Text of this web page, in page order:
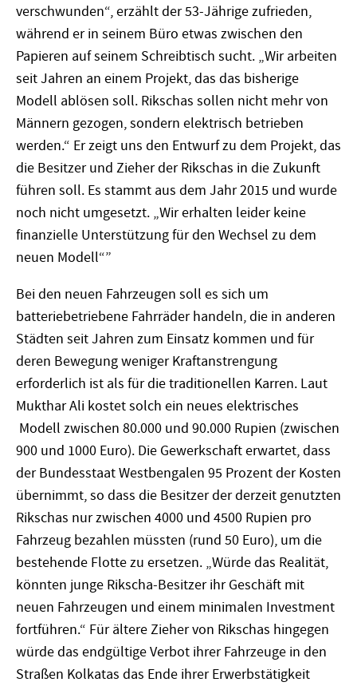
verschwunden“, erzählt der 53-Jährige zufrieden,
während er in seinem Büro etwas zwischen den
Papieren auf seinem Schreibtisch sucht. „Wir arbeiten
seit Jahren an einem Projekt, das das bisherige
Modell ablösen soll. Rikschas sollen nicht mehr von
Männern gezogen, sondern elektrisch betrieben
werden.“ Er zeigt uns den Entwurf zu dem Projekt, das
die Besitzer und Zieher der Rikschas in die Zukunft
führen soll. Es stammt aus dem Jahr 2015 und wurde
noch nicht umgesetzt. „Wir erhalten leider keine
finanzielle Unterstützung für den Wechsel zu dem
neuen Modell“”
Bei den neuen Fahrzeugen soll es sich um
batteriebetriebene Fahrräder handeln, die in anderen
Städten seit Jahren zum Einsatz kommen und für
deren Bewegung weniger Kraftanstrengung
erforderlich ist als für die traditionellen Karren. Laut
Mukth­ar Ali kostet solch ein neues elektrisches
Modell zwischen 80.000 und 90.000 Rupien (zwischen
900 und 1000 Euro). Die Gewerkschaft erwartet, dass
der Bundesstaat Westbengalen 95 Prozent der Kosten
übernimmt, so dass die Besitzer der derzeit genutzten
Rikschas nur zwischen 4000 und 4500 Rupien pro
Fahrzeug bezahlen müssten (rund 50 Euro), um die
bestehende Flotte zu ersetzen. „Würde das Realität,
könnten junge Rikscha-Besitzer ihr Geschäft mit
neuen Fahrzeugen und einem minimalen Investment
fortführen.“ Für ältere Zieher von Rikschas hingegen
würde das endgültige Verbot ihrer Fahrzeuge in den
Straßen Kolkatas das Ende ihrer Erwerbstätigkeit